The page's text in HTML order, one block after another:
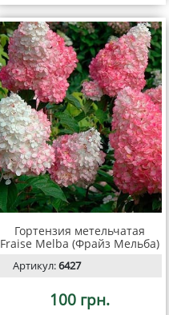
Гортензия метельчатая
Fraise Melba (Фрайз Мельба)
Артикул:6427
100 грн.